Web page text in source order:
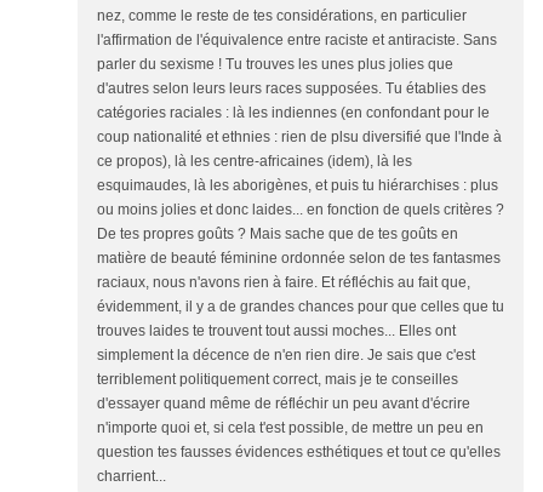
nez, comme le reste de tes considérations, en particulier
l'affirmation de l'équivalence entre raciste et antiraciste. Sans
parler du sexisme ! Tu trouves les unes plus jolies que
d'autres selon leurs leurs races supposées. Tu établies des
catégories raciales : là les indiennes (en confondant pour le
coup nationalité et ethnies : rien de plsu diversifié que l'Inde à
ce propos), là les centre-africaines (idem), là les
esquimaudes, là les aborigènes, et puis tu hiérarchises : plus
ou moins jolies et donc laides... en fonction de quels critères ?
De tes propres goûts ? Mais sache que de tes goûts en
matière de beauté féminine ordonnée selon de tes fantasmes
raciaux, nous n'avons rien à faire. Et réfléchis au fait que,
évidemment, il y a de grandes chances pour que celles que tu
trouves laides te trouvent tout aussi moches... Elles ont
simplement la décence de n'en rien dire. Je sais que c'est
terriblement politiquement correct, mais je te conseilles
d'essayer quand même de réfléchir un peu avant d'écrire
n'importe quoi et, si cela t'est possible, de mettre un peu en
question tes fausses évidences esthétiques et tout ce qu'elles
charrient...